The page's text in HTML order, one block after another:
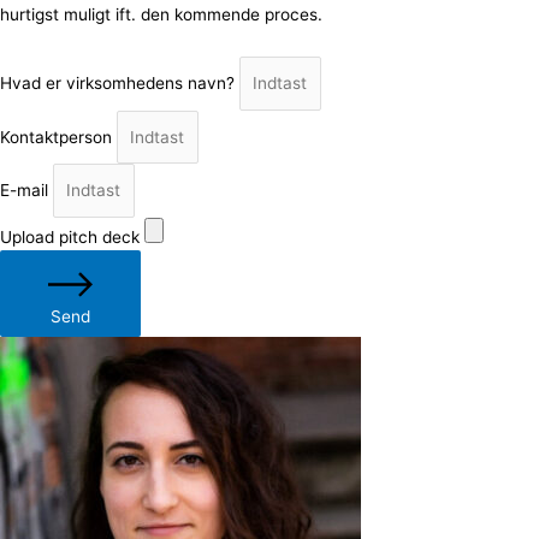
hurtigst muligt ift. den kommende proces.
Hvad er virksomhedens navn?
Kontaktperson
E-mail
Upload pitch deck
Send